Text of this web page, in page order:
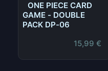
ONE PIECE CARD
GAME - DOUBLE
PACK DP-06
15,99 €